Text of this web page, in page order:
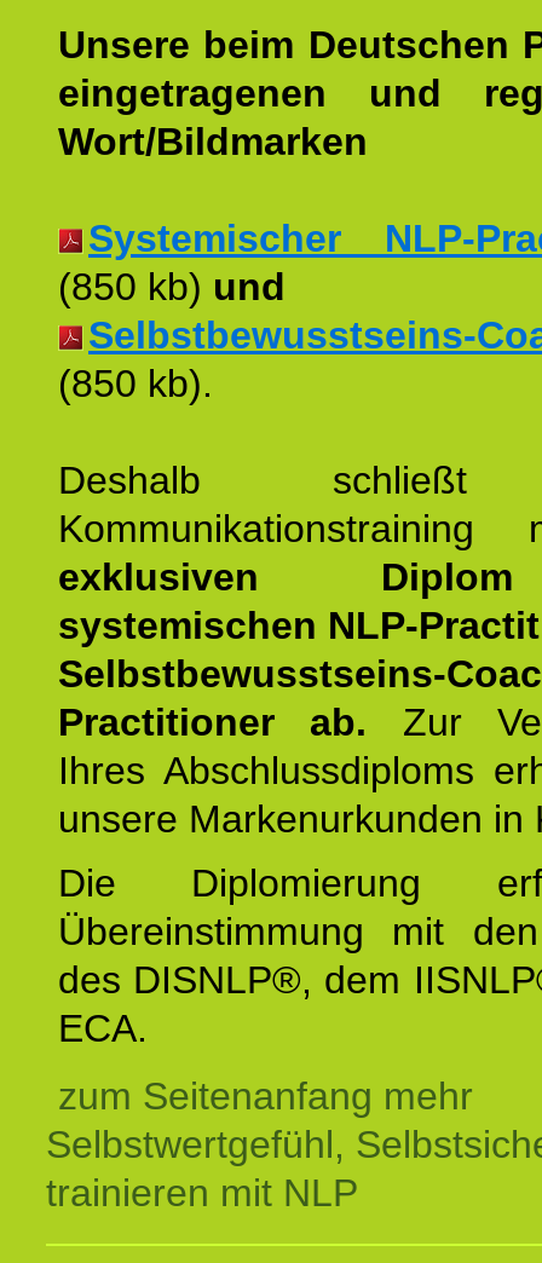
Unsere beim Deutschen
eingetragenen und
Wort/Bildmarken
Systemischer NLP-
(850 kb) und
Selbstbewusstseins-
(850 kb).
Deshalb schließt
exklusiven
systemischen NLP-
Selbstbewusstseins-
Practitioner ab. Zur
Ihres Abschlussdiploms
unsere Markenurkunden in
Die Diplomierung
Übereinstimmung mit
des DISNLP®, dem
ECA.
zum Seitenanfang mehr
Selbstwertgefühl,
trainieren mit NLP